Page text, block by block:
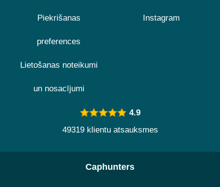
Piekrišanas
preferences
Lietošanas noteikumi
un nosacījumi
Instagram
4.9
49319 klientu atsauksmes
Caphunters